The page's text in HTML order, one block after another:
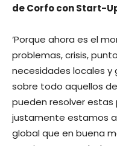
de Corfo con Start-
‘Porque ahora es el
problemas, crisis,
necesidades locales y
sobre todo aquellos
pueden resolver estas
justamente estamos
global que en buena